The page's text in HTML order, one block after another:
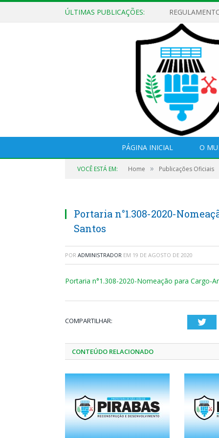
ÚLTIMAS PUBLICAÇÕES:
PÁGINA INICIAL O
VOCÊ ESTÁ EM: Home » Publicações Oficiais
Portaria n°1.308-2020-
Santos
POR ADMINISTRADOR EM 19 DE AGOSTO DE 2020
Portaria n°1.308-2020-Nomeação para Cargo-
COMPARTILHAR:
CONTEÚDO RELACIONADO